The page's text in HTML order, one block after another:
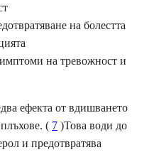
на болестта
на тревожност и
ефекта от вдишването
( 7 )Това води до
и предотвратява